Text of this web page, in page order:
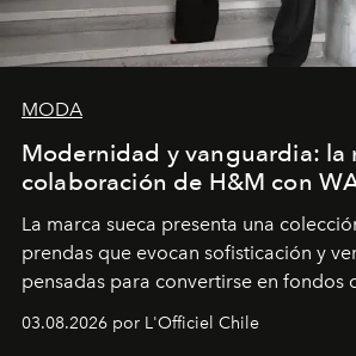
MODA
Modernidad y vanguardia: la
colaboración de H&M con
La marca sueca presenta una
prendas que evocan sofisticación y
pensadas para convertirse en fondos
03.08.2026 por L'Officiel Chile